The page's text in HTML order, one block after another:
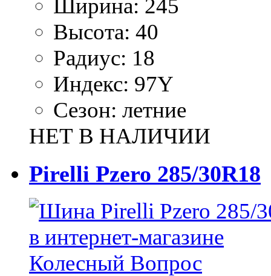
Ширина: 245
Высота: 40
Радиус: 18
Индекс: 97Y
Сезон: летние
НЕТ В НАЛИЧИИ
Pirelli Pzero 285/30R18